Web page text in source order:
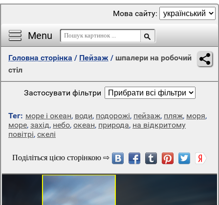
Menu
Мова сайту:
Головна сторінка / Пейзаж / шпалери на робочий
стіл
Застосувати фільтри
Тег: море і океан, води, подорожі, пейзаж, пляж, моря,
море, захід, небо, океан, природа, на відкритому
повітрі, скелі